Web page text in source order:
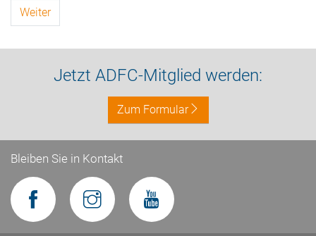
Weiter
Jetzt ADFC-Mitglied werden:
Zum Formular
Bleiben Sie in Kontakt